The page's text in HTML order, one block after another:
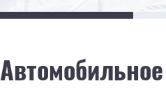
Автомобильное